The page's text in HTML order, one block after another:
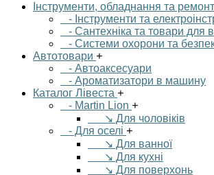
Інструменти, обладнання та ремонт
- Інструменти та
- Сантехніка та товари для
- Системи охорони та
Автотовари +
- Автоаксесуари
- Ароматизатори в машину
Каталог Лівеста +
- Martin Lion +
↘ Для чоловіків
- Для оселі +
↘ Для ванної
↘ Для кухні
↘ Для поверхонь